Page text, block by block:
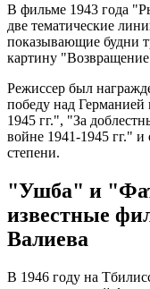
В фильме 1943 года
две тематические
показывающие будни
картину
Режиссер был
победу над
1945 гг.", "За
войне 1941-1945 гг."
степени.
"Ушба" и
известные
Валиева
В 1946 году на